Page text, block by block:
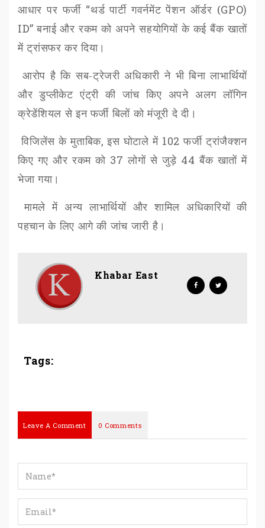
आधार पर फर्जी “थर्ड पार्टी गवर्नमेंट पेंशन ऑर्डर (GPO)
ID”बनाई और रकम को अपने सहयोगियों के कई बैंक खातों
में ट्रांसफर कर दिया।
आरोप है कि सब-ट्रेजरी अधिकारी ने भी बिना लाभार्थियों
और डुप्लीकेट एंट्री की जांच किए अपने अलग लॉगिन
क्रेडेंशियल से इन फर्जी बिलों को मंजूरी दे दी।
विजिलेंस के मुताबिक,इस घोटाले में 102 फर्जी ट्रांजैक्शन
किए गए और रकम को 37 लोगों से जुड़े 44 बैंक खातों में
भेजा गया।
मामले में अन्य लाभार्थियों और शामिल अधिकारियों की
पहचान के लिए आगे की जांच जारी है।
Khabar East
Tags:
Leave A Comment 0 Comments